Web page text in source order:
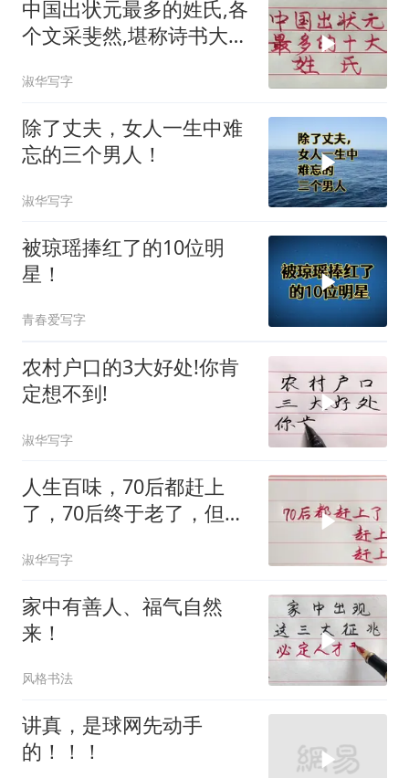
中国出状元最多的姓氏,各
个文采斐然,堪称诗书大
淑华写字
除了丈夫，女人一生中难
忘的三个男人！
淑华写字
被琼瑶捧红了的10位明
星！
青春爱写字
农村户口的3大好处!你肯
定想不到!
淑华写字
人生百味，70后都赶上
了，70后终于老了，但回
淑华写字
家中有善人、福气自然
来！
风格书法
讲真，是球网先动手
的！！！